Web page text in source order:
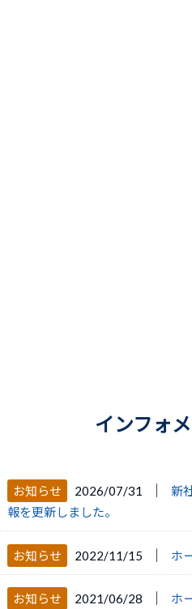
インフォ
お知らせ 2026/07/31 │
新
報を更新しました。
お知らせ 2022/11/15 │ ホ
お知らせ 2021/06/28 ホ